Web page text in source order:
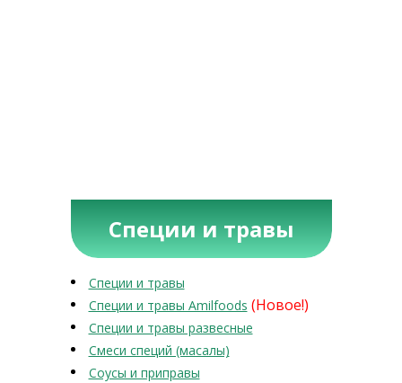
Специи и травы
Специи и травы
Специи и травы Amilfoods (Новое!)
Специи и травы развесные
Смеси специй (масалы)
Соусы и приправы